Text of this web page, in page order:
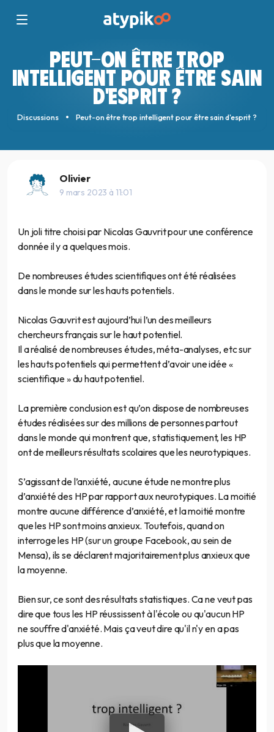
PEUT-ON ÊTRE TROP
INTELLIGENT POUR ÊTRE SAIN
D'ESPRIT ?
Discussions Peut-on être trop intelligent pour être sain d'esprit ?
Olivier
9 mars 2023 à 11:01
Un joli titre choisi par Nicolas Gauvrit pour une conférence
donnée il y a quelques mois.
De nombreuses études scientifiques ont été réalisées
dans le monde sur les hauts potentiels.
Nicolas Gauvrit est aujourd’hui l’un des meilleurs
chercheurs français sur le haut potentiel.
Il a réalisé de nombreuses études, méta-analyses, etc sur
les hauts potentiels qui permettent d’avoir une idée «
scientifique » du haut potentiel.
La première conclusion est qu’on dispose de nombreuses
études réalisées sur des millions de personnes partout
dans le monde qui montrent que, statistiquement, les HP
ont de meilleurs résultats scolaires que les neurotypiques.
S’agissant de l’anxiété, aucune étude ne montre plus
d’anxiété des HP par rapport aux neurotypiques. La moitié
montre aucune différence d’anxiété, et la moitié montre
que les HP sont moins anxieux. Toutefois, quand on
interroge les HP (sur un groupe Facebook, au sein de
Mensa), ils se déclarent majoritairement plus anxieux que
la moyenne.
Bien sur, ce sont des résultats statistiques. Ca ne veut pas
dire que tous les HP réussissent à l'école ou qu'aucun HP
ne souffre d'anxiété. Mais ça veut dire qu'il n'y en a pas
plus que la moyenne.